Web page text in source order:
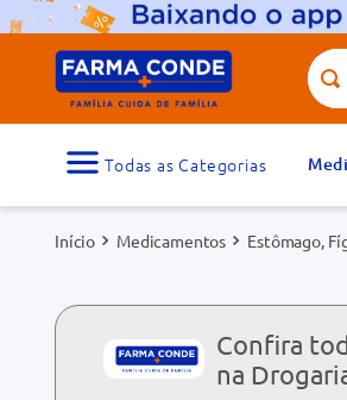
O que você
Medicamentos Estômago,
Confira
na
Termos
1
5º